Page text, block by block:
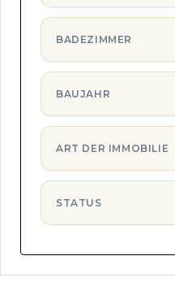
BADEZIMMER
BAUJAHR
ART DER IMMOBILIE
STATUS